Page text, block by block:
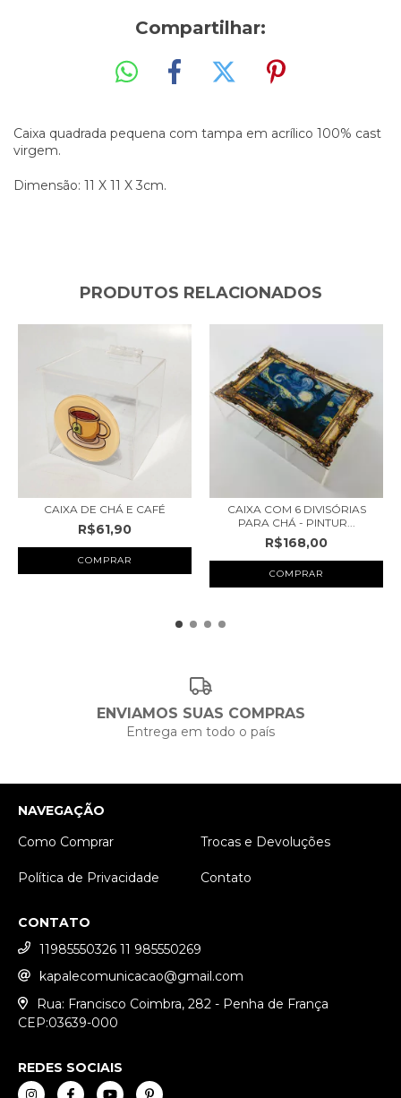
Compartilhar:
Caixa quadrada pequena com tampa em acrílico 100% cast
virgem.
Dimensão: 11 X 11 X 3cm.
PRODUTOS RELACIONADOS
CAIXA DE CHÁ E CAFÉ
R$61,90
CAIXA COM 6 DIVISÓRIAS
PARA CHÁ - PINTUR...
R$168,00
ENVIAMOS SUAS COMPRAS
Entrega em todo o país
NAVEGAÇÃO
Como Comprar
Trocas e Devoluções
Política de Privacidade Contato
CONTATO
11985550326 11 985550269
kapalecomunicacao@gmail.com
Rua: Francisco Coimbra, 282 - Penha de França
CEP:03639-000
REDES SOCIAIS